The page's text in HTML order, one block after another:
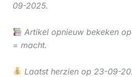
09-2025.
Artikel opnieuw bekeken
= macht.
Laatst herzien op 23-09-